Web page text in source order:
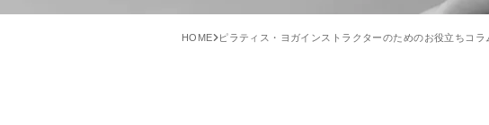
HOME ピラティス・ヨガインストラクターのためのお役立ちコラ